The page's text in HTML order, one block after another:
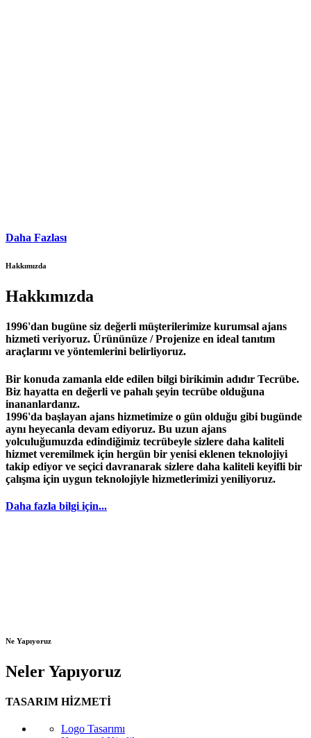
Daha Fazlası
Hakkımızda
Hakkımızda
1996'dan bugüne siz değerli müşterilerimize kurumsal ajans
hizmeti veriyoruz. Ürününüze / Projenize en ideal tanıtım
araçlarını ve yöntemlerini belirliyoruz.
Bir konuda zamanla elde edilen bilgi birikimin adıdır Tecrübe.
Biz hayatta en değerli ve pahalı şeyin tecrübe olduğuna
inananlardanız.
1996'da başlayan ajans hizmetimize o gün olduğu gibi bugünde
aynı heyecanla devam ediyoruz. Bu uzun ajans
yolculuğumuzda edindiğimiz tecrübeyle sizlere daha kaliteli
hizmet veremilmek için hergün bir yenisi eklenen teknolojiyi
takip ediyor ve seçici davranarak sizlere daha kaliteli keyifli bir
çalışma için uygun teknolojiyle hizmetlerimizi yeniliyoruz.
Daha fazla bilgi için...
Ne Yapıyoruz
Neler Yapıyoruz
TASARIM HİZMETİ
Logo Tasarımı